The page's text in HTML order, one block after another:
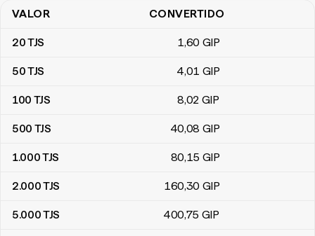
Tabela de conversão de Somonis tadjiques para Libras de
VALOR CONVERTIDO
20TJS 1,60 GIP
50TJS 4,01 GIP
100 TJS 8,02 GIP
500 TJS 40,08 GIP
1.000TJS 80,15 GIP
2.000TJS 160,30 GIP
5.000TJS 400,75 GIP